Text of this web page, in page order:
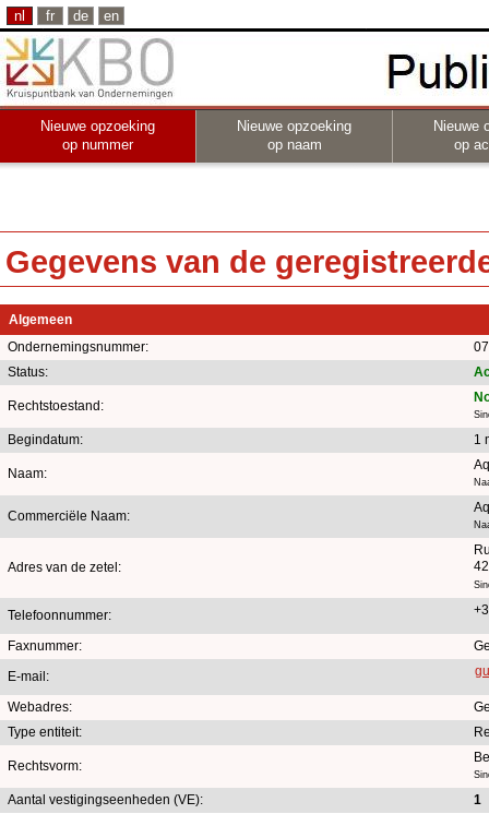
nl fr de en
Nieuwe opzoeking
op nummer
Nieuwe opzoeking
op naam
Nieuwe
op
Gegevens van de
Algemeen
Ondernemingsnummer:
Status:
Rechtstoestand:
Begindatum: 1
Naam:
Commerciële Naam:
Adres van de zetel:
Telefoonnummer:
Faxnummer:
E-mail:
Webadres:
Type entiteit:
Rechtsvorm:
Aantal vestigingseenheden (VE): 1